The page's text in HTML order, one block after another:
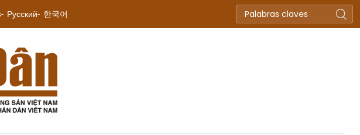
Русский 한국어